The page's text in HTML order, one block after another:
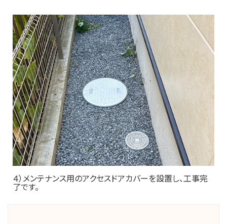
４）メンテナンス用のアクセスドアカバーを設置し、工事完
了です。